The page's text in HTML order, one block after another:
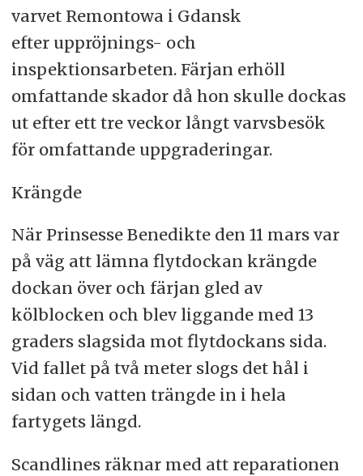
varvet Remontowa i Gdansk
efter uppröjnings- och
inspektionsarbeten. Färjan erhöll
omfattande skador då hon skulle dockas
ut efter ett tre veckor långt varvsbesök
för omfattande uppgraderingar.
Krängde
När Prinsesse Benedikte den 11 mars var
på väg att lämna flytdockan krängde
dockan över och färjan gled av
kölblocken och blev liggande med 13
graders slagsida mot flytdockans sida.
Vid fallet på två meter slogs det hål i
sidan och vatten trängde in i hela
fartygets längd.
Scandlines räknar med att reparationen